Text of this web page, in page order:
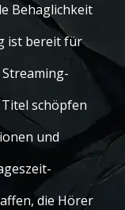
Behaglichkeit
ist bereit für
schöpfen
und
die Hörer